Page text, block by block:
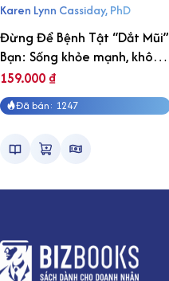
Karen Lynn Cassiday, PhD
Đừng Để Bệnh Tật “Dắt Mũi”
Bạn: Sống khỏe mạnh, không
âu lo
159.000₫
Đã bán: 1247